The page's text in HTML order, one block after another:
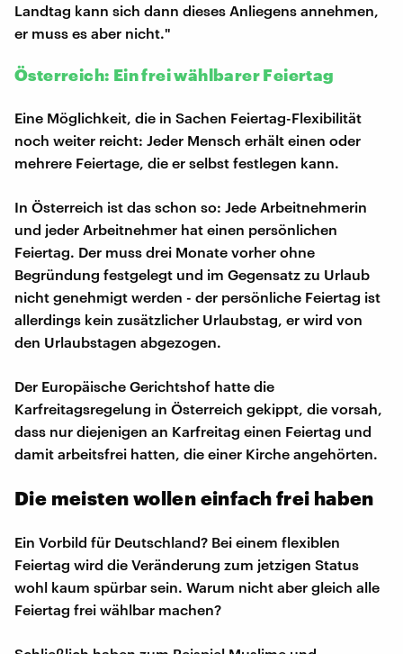
Landtag kann sich dann dieses Anliegens annehmen,
er muss es aber nicht."
Österreich: Ein frei wählbarer Feiertag
Eine Möglichkeit, die in Sachen Feiertag-Flexibilität
noch weiter reicht: Jeder Mensch erhält einen oder
mehrere Feiertage, die er selbst festlegen kann.
In Österreich ist das schon so: Jede Arbeitnehmerin
und jeder Arbeitnehmer hat einen persönlichen
Feiertag. Der muss drei Monate vorher ohne
Begründung festgelegt und im Gegensatz zu Urlaub
nicht genehmigt werden - der persönliche Feiertag ist
allerdings kein zusätzlicher Urlaubstag, er wird von
den Urlaubstagen abgezogen.
Der Europäische Gerichtshof hatte die
Karfreitagsregelung in Österreich gekippt, die vorsah,
dass nur diejenigen an Karfreitag einen Feiertag und
damit arbeitsfrei hatten, die einer Kirche angehörten.
Die meisten wollen einfach frei haben
Ein Vorbild für Deutschland? Bei einem flexiblen
Feiertag wird die Veränderung zum jetzigen Status
wohl kaum spürbar sein. Warum nicht aber gleich alle
Feiertag frei wählbar machen?